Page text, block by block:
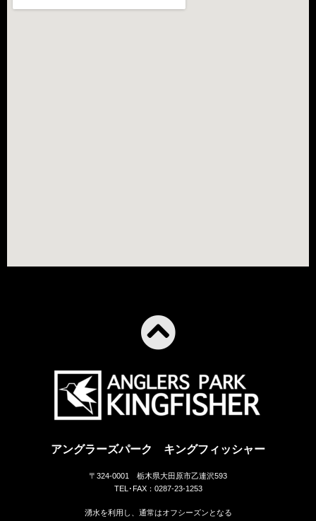
アングラーズパーク キングフィッシャー
〒324-0001 栃木県大田原市乙連沢593
TEL･FAX：0287-23-1253
湧水を利用し、通常はオフシーズンとなる